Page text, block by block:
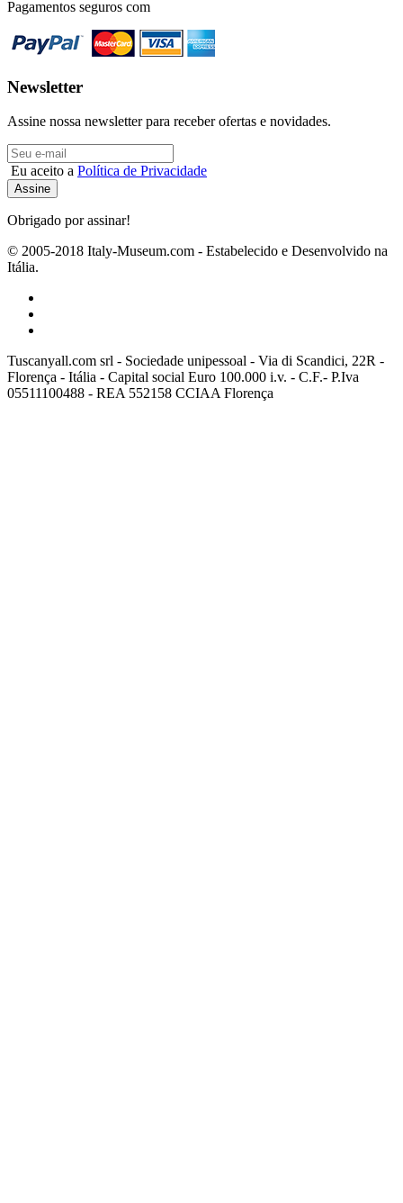
Pagamentos seguros com
Newsletter
Assine nossa newsletter para receber ofertas e novidades.
Eu aceito a Política de Privacidade
Obrigado por assinar!
© 2005-2018 Italy-Museum.com - Estabelecido e Desenvolvido na
Itália.
Tuscanyall.com srl - Sociedade unipessoal - Via di Scandici, 22R -
Florença - Itália - Capital social Euro 100.000 i.v. - C.F.- P.Iva
05511100488 - REA 552158 CCIAA Florença